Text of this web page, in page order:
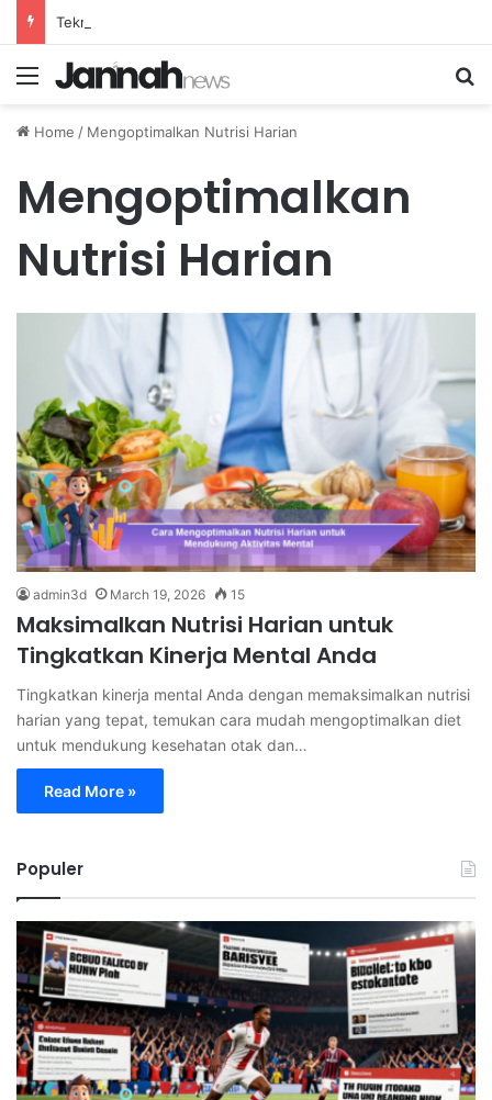
Menu
Home / Mengoptimalkan Nutrisi Harian
Mengoptimalkan
Nutrisi Harian
admin3d March 19, 2026 15
Maksimalkan Nutrisi Harian untuk
Tingkatkan Kinerja Mental Anda
Tingkatkan kinerja mental Anda dengan memaksimalkan nutrisi
harian yang tepat, temukan cara mudah mengoptimalkan diet
untuk mendukung kesehatan otak dan…
Read More »
Populer